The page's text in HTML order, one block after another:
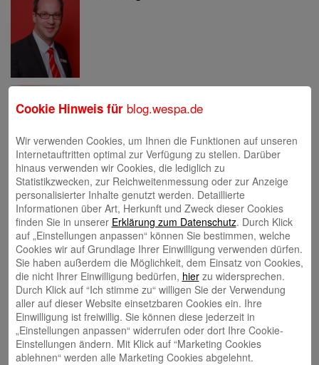
Eva Bläsen
Tina Blatz-Ruhnau
Annette Butzke
Cookie Hinweis für blog.wespa.de
Wir verwenden Cookies, um Ihnen die Funktionen auf unseren
Internetauftritten optimal zur Verfügung zu stellen. Darüber
hinaus verwenden wir Cookies, die lediglich zu
Statistikzwecken, zur Reichweitenmessung oder zur Anzeige
personalisierter Inhalte genutzt werden. Detaillierte
Informationen über Art, Herkunft und Zweck dieser Cookies
finden Sie in unserer Erklärung zum Datenschutz. Durch Klick
auf „Einstellungen anpassen“ können Sie bestimmen, welche
Cookies wir auf Grundlage Ihrer Einwilligung verwenden dürfen.
Sie haben außerdem die Möglichkeit, dem Einsatz von Cookies,
die nicht Ihrer Einwilligung bedürfen, hierzu widersprechen.
Durch Klick auf “Ich stimme zu“ willigen Sie der Verwendung
aller auf dieser Website einsetzbaren Cookies ein. Ihre
Einwilligung ist freiwillig. Sie können diese jederzeit in
„Einstellungen anpassen“ widerrufen oder dort Ihre Cookie-
Einstellungen ändern. Mit Klick auf “Marketing Cookies
ablehnen“ werden alle Marketing Cookies abgelehnt.